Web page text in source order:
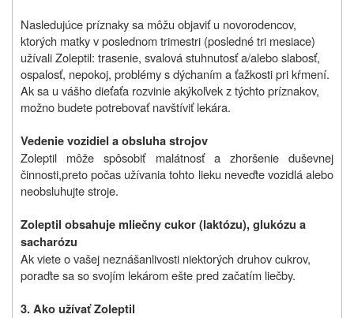
Nasledujúce príznaky sa môžu objaviť u novorodencov,
ktorých matky v poslednom trimestri (posledné tri mesiace)
užívali Zoleptil: trasenie, svalová stuhnutosť a/alebo slabosť,
ospalosť, nepokoj, problémy s dýchaním a ťažkosti pri kŕmení.
Ak sa u vášho dieťaťa rozvinie akýkoľvek z týchto príznakov,
možno budete potrebovať navštíviť lekára.
Vedenie vozidiel a obsluha strojov
Zoleptil môže spôsobiť malátnosť a zhoršenie duševnej
činnosti,pretopočas užívania tohto lieku neveďte vozidlá alebo
neobsluhujte stroje.
Zoleptil obsahuje mliečny cukor (laktózu), glukózu a
sacharózu
Ak viete o vašej neznášanlivosti niektorých druhov cukrov,
poraďte sa so svojím lekárom ešte pred začatím liečby.
3. Ako užívať Zoleptil